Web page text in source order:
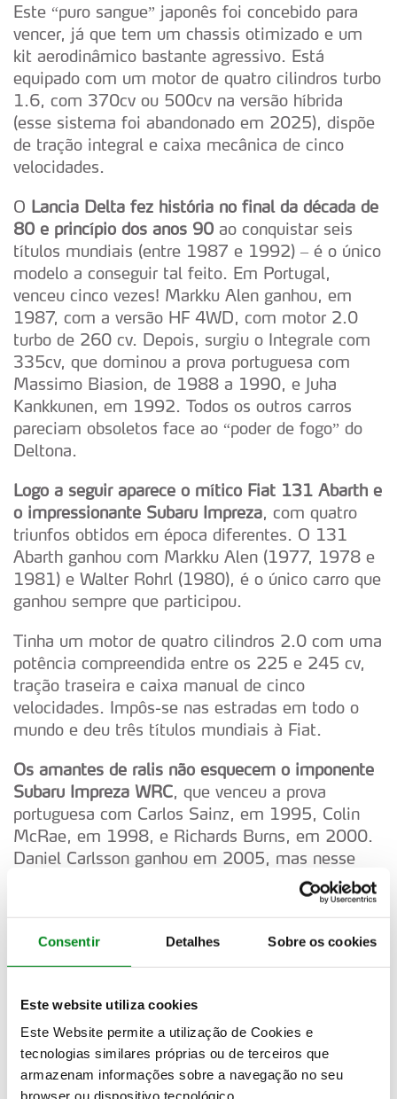
Consentir Detalhes Sobre os cookies
Este website utiliza cookies
Este Website permite a utilização de Cookies e
tecnologias similares próprias ou de terceiros que
armazenam informações sobre a navegação no seu
browser ou dispositivo tecnológico.
Este “puro sangue” japonês foi concebido para
vencer, já que tem um chassis otimizado e um
kit aerodinâmico bastante agressivo. Está
equipado com um motor de quatro cilindros turbo
1.6, com 370cv ou 500cv na versão híbrida
(esse sistema foi abandonado em 2025), dispõe
de tração integral e caixa mecânica de cinco
velocidades.
O Lancia Delta fez história no final da década de
80 e princípio dos anos 90 ao conquistar seis
títulos mundiais (entre 1987 e 1992) – é o único
modelo a conseguir tal feito. Em Portugal,
venceu cinco vezes! Markku Alen ganhou, em
1987, com a versão HF 4WD, com motor 2.0
turbo de 260 cv. Depois, surgiu o Integrale com
335cv, que dominou a prova portuguesa com
Massimo Biasion, de 1988 a 1990, e Juha
Kankkunen, em 1992. Todos os outros carros
pareciam obsoletos face ao “poder de fogo” do
Deltona.
Logo a seguir aparece o mítico Fiat 131 Abarth e
o impressionante Subaru Impreza, com quatro
triunfos obtidos em época diferentes. O 131
Abarth ganhou com Markku Alen (1977, 1978 e
1981) e Walter Rohrl (1980), é o único carro que
ganhou sempre que participou.
Tinha um motor de quatro cilindros 2.0 com uma
potência compreendida entre os 225 e 245 cv,
tração traseira e caixa manual de cinco
velocidades. Impôs-se nas estradas em todo o
mundo e deu três títulos mundiais à Fiat.
Os amantes de ralis não esquecem o imponente
Subaru Impreza WRC, que venceu a prova
portuguesa com Carlos Sainz, em 1995, Colin
McRae, em 1998, e Richards Burns, em 2000.
Daniel Carlsson ganhou em 2005, mas nesse
ano a prova não contou para o Mundial de ralis.
Estava equipado com motor boxer de quatro
cilindros 2.0 turbo, com mais de 300cv, tinha
tração integral com um inovador sistema de
diferenciais ativos e caixa manual de cinco
sequencial de seis velocidades. Os pilotos faziam
verdadeiros malabarismos com o Impreza, que
deu três títulos mundiais à Subaru, mas foi a
ligação a Colin McRae que tornou este carro